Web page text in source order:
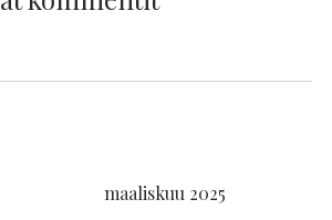
maaliskuu 2025